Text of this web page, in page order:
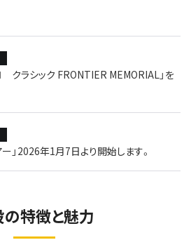
クラシック FRONTIER MEMORIAL」を
」2026年1月7日より開始します。
特徴と魅力